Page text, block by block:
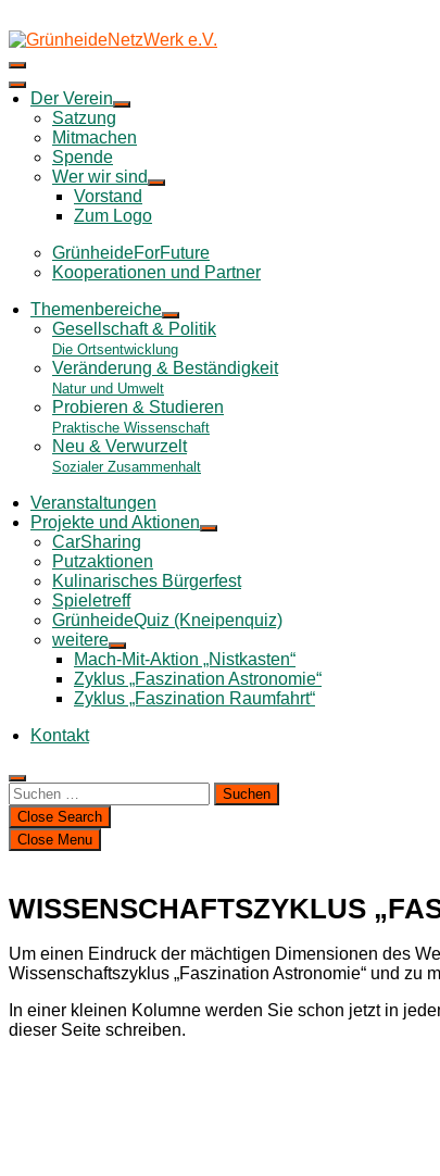
to
Der Verein
Satzung
Mitmachen
Spende
Wer wir sind
Vorstand
Zum Logo
GrünheideForFuture
Kooperationen und Partner
Themenbereiche
Gesellschaft & Politik
Die Ortsentwicklung
Veränderung & Beständigkeit
Natur und Umwelt
Probieren & Studieren
Praktische Wissenschaft
Neu & Verwurzelt
Sozialer Zusammenhalt
Veranstaltungen
Projekte und Aktionen
CarSharing
Putzaktionen
Kulinarisches Bürgerfest
Spieletreff
GrünheideQuiz (Kneipenquiz)
weitere
Mach-Mit-Aktion „Nistkasten“
Zyklus „Faszination Astronomie“
Zyklus „Faszination Raumfahrt“
Kontakt
Suchen
nach:
Close Search
Close Menu
WISSENSCHAFTSZYKLUS
Um einen Eindruck der mächtigen Dimensionen des
Wissenschaftszyklus „Faszination Astronomie“ und zu
In einer kleinen Kolumne werden Sie schon jetzt in
dieser Seite schreiben.